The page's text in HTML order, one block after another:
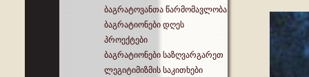
ბაგრატოვანთა წარმომავლობა
ბაგრატიონები დღეს
პროექტები
ბაგრატიონები საზღვარგარეთ
ლეგიტიმიზმის საკითხები